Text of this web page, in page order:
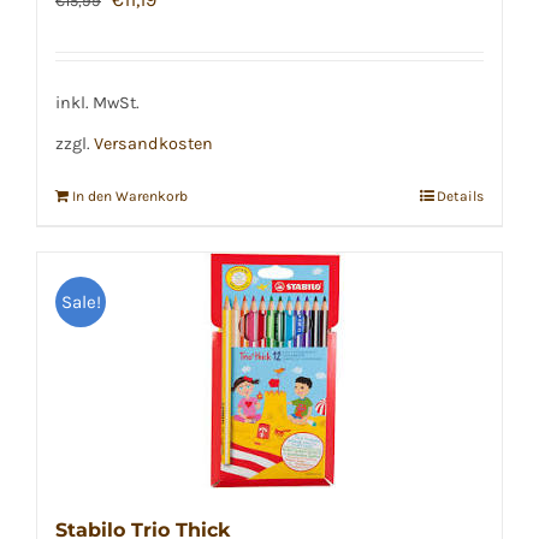
€15,99
inkl. MwSt.
zzgl. Versandkosten
In den Warenkorb Details
Sale!
Stabilo Trio Thick